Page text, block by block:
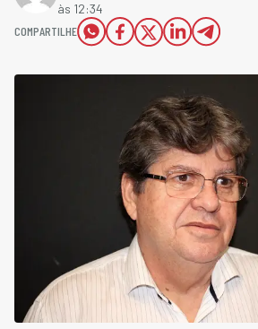
às 12:34
COMPARTILHE